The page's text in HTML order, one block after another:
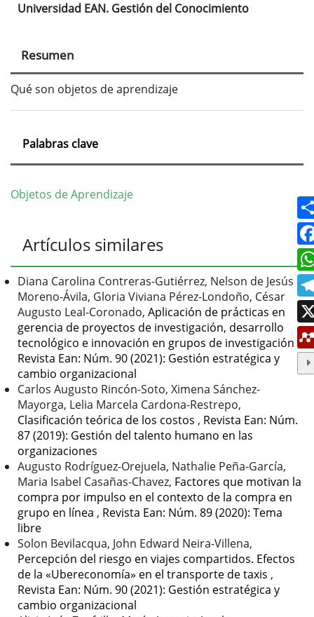
Contenido
principal
del
artículo
Universidad EAN. Gestión del Conocimiento
Resumen
Qué son objetos de aprendizaje
Palabras clave
Objetos de Aprendizaje
Detalles
del
artículo
Artículos similares
Diana Carolina Contreras-Gutiérrez, Nelson de Jesús
Moreno-Ávila, Gloria Viviana Pérez-Londoño, César
Augusto Leal-Coronado, Aplicación de prácticas en
gerencia de proyectos de investigación, desarrollo
tecnológico e innovación en grupos de investigación ,
Revista Ean: Núm. 90 (2021): Gestión estratégica y
cambio organizacional
Carlos Augusto Rincón-Soto, Ximena Sánchez-
Mayorga, Lelia Marcela Cardona-Restrepo,
Clasificación teórica de los costos , Revista Ean: Núm.
87 (2019): Gestión del talento humano en las
organizaciones
Augusto Rodríguez-Orejuela, Nathalie Peña-García,
Maria Isabel Casañas-Chavez, Factores que motivan la
compra por impulso en el contexto de la compra en
grupo en línea , Revista Ean: Núm. 89 (2020): Tema
libre
Solon Bevilacqua, John Edward Neira-Villena,
Percepción del riesgo en viajes compartidos. Efectos
de la «Ubereconomía» en el transporte de taxis ,
Revista Ean: Núm. 90 (2021): Gestión estratégica y
cambio organizacional